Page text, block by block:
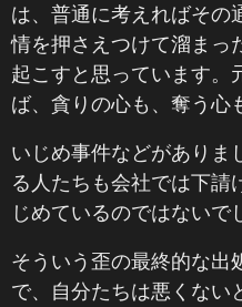
は、普通に考えればその
情を押さえつけて溜まっ
起こすと思っています。
ば、貪りの心も、奪う心
いじめ事件などがありま
る人たちも会社では下請
じめているのではないで
そういう歪の最終的な出
で、自分たちは悪くない